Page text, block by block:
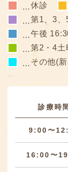
…休診
…第1、3、
…午後
…第2・4土
… その他(
診療時間
9:00〜
16:00〜